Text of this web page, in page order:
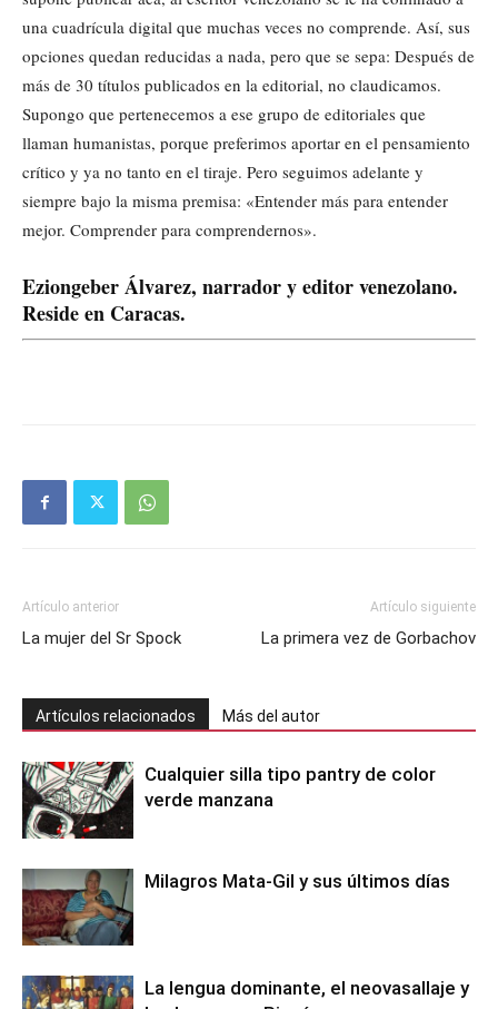
una cuadrícula digital que muchas veces no comprende. Así, sus
opciones quedan reducidas a nada, pero que se sepa: Después de
más de 30 títulos publicados en la editorial, no claudicamos.
Supongo que pertenecemos a ese grupo de editoriales que
llaman humanistas, porque preferimos aportar en el pensamiento
crítico y ya no tanto en el tiraje. Pero seguimos adelante y
siempre bajo la misma premisa: «Entender más para entender
mejor. Comprender para comprendernos».
Eziongeber Álvarez, narrador y editor venezolano.
Reside en Caracas.
Artículo anterior
La mujer del Sr Spock
Artículo siguiente
La primera vez de Gorbachov
Artículos relacionados Más del autor
Cualquier silla tipo pantry de color
verde manzana
Milagros Mata-Gil y sus últimos días
La lengua dominante, el neovasallaje y